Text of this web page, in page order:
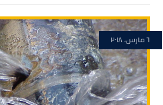
٦ مارس، ٢٠١٨